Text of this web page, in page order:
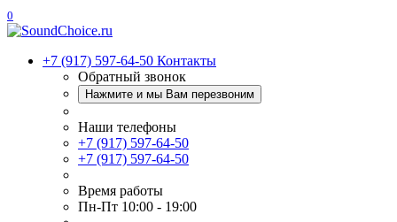
0
+7 (917) 597-64-50 Контакты
Обратный звонок
Нажмите и мы Вам перезвоним
Наши телефоны
+7 (917) 597-64-50
+7 (917) 597-64-50
Время работы
Пн-Пт 10:00 - 19:00